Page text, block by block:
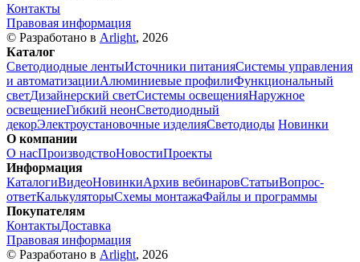
Контакты
Правовая информация
© Разработано в Arlight, 2026
Каталог
Светодиодные лентыИсточники питанияСистемы управления
и автоматизацииАлюминиевые профилиФункциональный
светДизайнерский светСистемы освещенияНаружное
освещениеГибкий неонСветодиодный
декорЭлектроустановочные изделияСветодиоды Новинки
О компании
О насПроизводствоНовостиПроекты
Информация
КаталогиВидеоНовинкиАрхив вебинаровСтатьиВопрос-
ответКалькуляторыСхемы монтажаФайлы и программы
Покупателям
КонтактыДоставка
Правовая информация
© Разработано в Arlight, 2026